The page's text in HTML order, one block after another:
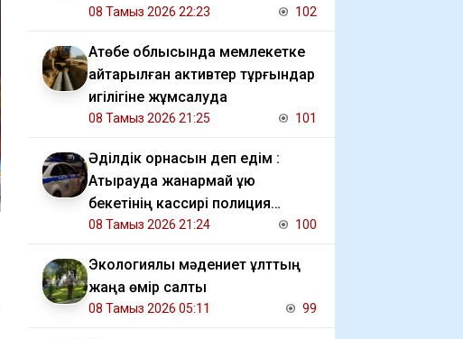
08 Тамыз 2026 22:23 102
​Ақтөбе облысында мемлекетке
қайтарылған активтер тұрғындар
игілігіне жұмсалуда
08 Тамыз 2026 21:25 101
Әділдік орнасын деп едім :
Атырауда жанармай құю
бекетінің кассирі полиция
шақырғаны үшін жазаланғанын
08 Тамыз 2026 21:24 100
Экологиялық мәдениет ұлттың
жаңа өмір салты
08 Тамыз 2026 05:11 99